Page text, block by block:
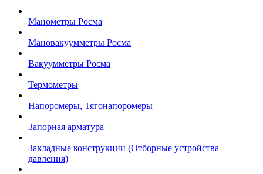
Манометры Росма
Мановакуумметры Росма
Вакуумметры Росма
Термометры
Напоромеры, Тягонапоромеры
Запорная арматура
Закладные конструкции (Отборные устройства
давления)